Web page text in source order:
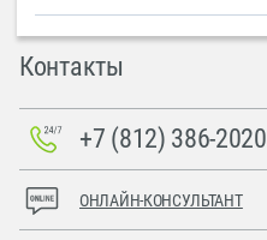
Контакты
+7 (812) 386-2020
ОНЛАЙН-КОНСУЛЬТАНТ